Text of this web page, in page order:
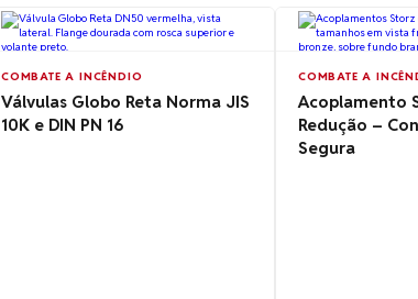
COMBATE A INCÊNDIO
Válvulas Globo Reta Norma JIS
10K e DIN PN 16
COMBATE A
Acoplamento
Redução –
Segura